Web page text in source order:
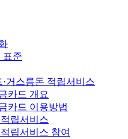
표준
거스름돈 적립서비스
카드 개요
카드 이용방법
립서비스
립서비스 참여